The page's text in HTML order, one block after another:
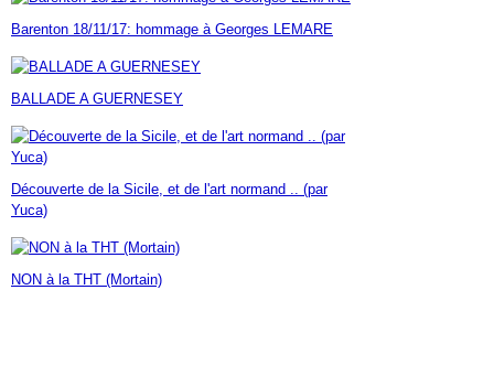
Janvier(7)
Février(9)
Janvier(18)
Mars(60)
Février(24)
Janvier(23)
Avril(14)
Mars (17)
Février(46)
Janvier (35)
Barenton 18/11/17: hommage à Georges LEMARE
BALLADE A GUERNESEY
Découverte de la Sicile, et de l'art normand .. (par
Yuca)
NON à la THT (Mortain)